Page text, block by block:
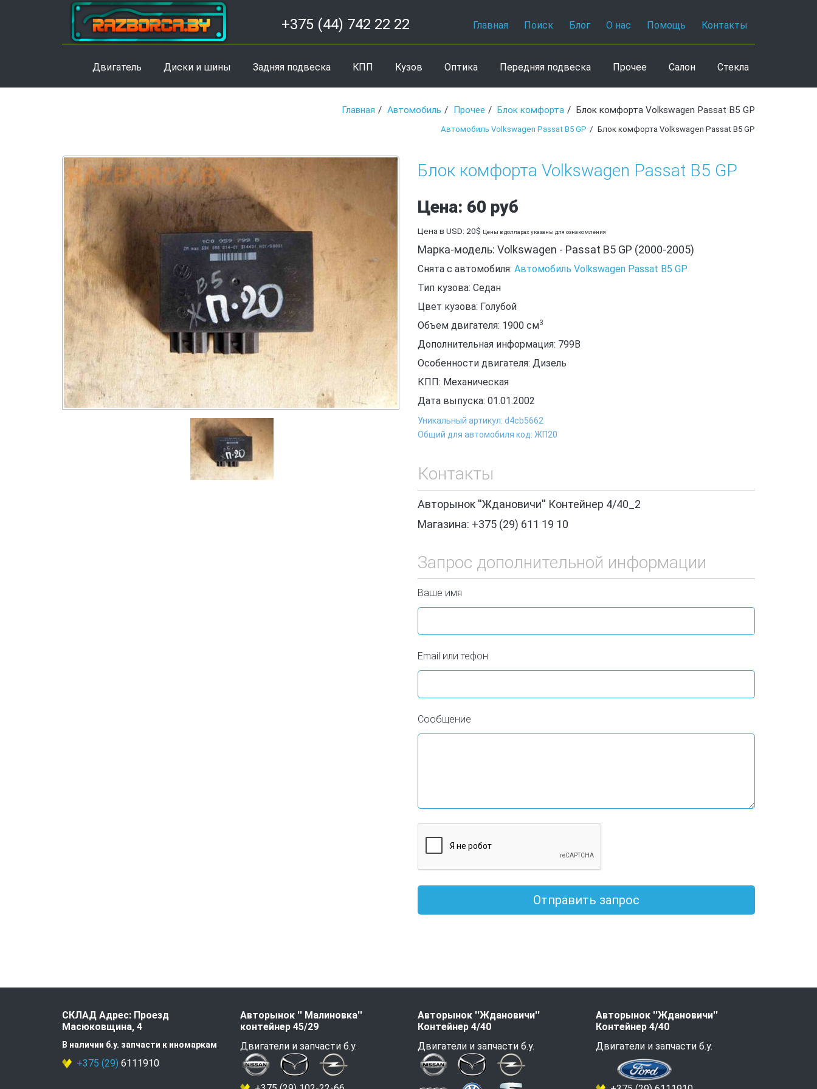
+375 (44) 742 22 22 Главная Поиск Блог О нас Помощь Контакты
Двигатель Диски и шины Задняя подвеска КПП Кузов Оптика Передняя подвеска Прочее Салон Стекла
Главная Автомобиль Прочее Блок комфорта Блок комфорта Volkswagen Passat B5 GP
Автомобиль Volkswagen Passat B5 GP Блок комфорта Volkswagen Passat B5 GP
Блок комфорта Volkswagen Passat B5 GP
Цена: 60 руб
Цена в USD: 20$ Цены в долларах указаны для ознакомления
Марка-модель: Volkswagen - Passat B5 GP (2000-2005)
Снята с автомобиля: Автомобиль Volkswagen Passat B5 GP
Тип кузова: Седан
Цвет кузова: Голубой
Объем двигателя: 1900 см3
Дополнительная информация: 799B
Особенности двигателя: Дизель
КПП: Механическая
Дата выпуска: 01.01.2002
Уникальный артикул: d4cb5662
Общий для автомобиля код: ЖП20
Контакты
Авторынок ''Ждановичи'' Контейнер 4/40_2
Магазина: +375 (29) 611 19 10
Запрос дополнительной информации
Ваше имя
Email или тефон
Сообщение
Отправить запрос
СКЛАД Адрес: Проезд
Масюковщина, 4
В наличии б.у. запчасти к иномаркам
+375 (29) 6111910
Авторынок '' Малиновка''
контейнер 45/29
Двигатели и запчасти б.у.
Авторынок ''Ждановичи''
Контейнер 4/40
Двигатели и запчасти б.у.
Авторынок ''Ждановичи''
Контейнер 4/40
Двигатели и запчасти б.у.